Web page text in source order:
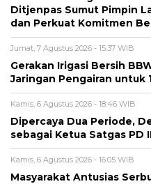
Ditjenpas Sumut Pimpin
dan Perkuat Komitmen
Jumat, 7 Agustus 2026 - 15:37 WIB
Gerakan Irigasi Bersih
Jaringan Pengairan untuk
Kamis, 6 Agustus 2026 - 18:46 WIB
Dipercaya Dua Periode,
sebagai Ketua Satgas PD
Kamis, 6 Agustus 2026 - 16:05 WIB
Masyarakat Antusias